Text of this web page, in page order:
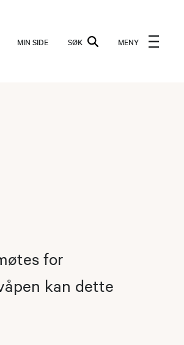
MIN SIDE SØK MENY
for
kan dette